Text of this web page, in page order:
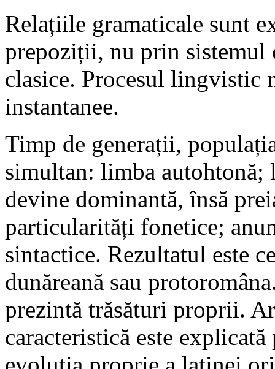
Relațiile gramaticale sunt
prepoziții, nu prin sistemul
clasice. Procesul lingvistic
instantanee.
Timp de generații,
simultan: limba autohtonă;
devine dominantă, însă
particularități fonetice;
sintactice. Rezultatul este
dunăreană sau
prezintă trăsături proprii.
caracteristică este